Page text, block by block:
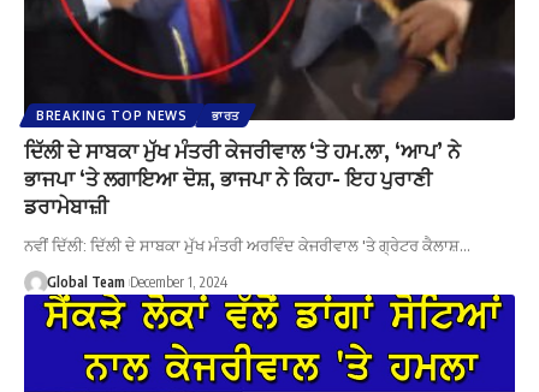
BREAKING TOP NEWS ਭਾਰਤ
ਦਿੱਲੀ ਦੇ ਸਾਬਕਾ ਮੁੱਖ ਮੰਤਰੀ ਕੇਜਰੀਵਾਲ ‘ਤੇ ਹਮ.ਲਾ, ‘ਆਪ’ ਨੇ
ਭਾਜਪਾ ‘ਤੇ ਲਗਾਇਆ ਦੋਸ਼, ਭਾਜਪਾ ਨੇ ਕਿਹਾ- ਇਹ ਪੁਰਾਣੀ
ਡਰਾਮੇਬਾਜ਼ੀ
ਨਵੀਂ ਦਿੱਲੀ: ਦਿੱਲੀ ਦੇ ਸਾਬਕਾ ਮੁੱਖ ਮੰਤਰੀ ਅਰਵਿੰਦ ਕੇਜਰੀਵਾਲ 'ਤੇ ਗ੍ਰੇਟਰ ਕੈਲਾਸ਼…
Global Team December 1, 2024